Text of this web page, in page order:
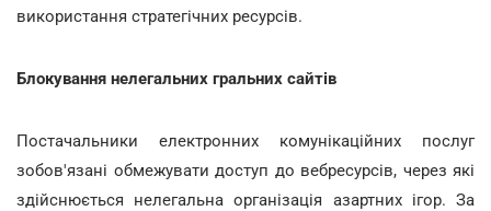
використання стратегічних ресурсів.
Блокування нелегальних гральних сайтів
Постачальники електронних комунікаційних послуг
зобов'язані обмежувати доступ до вебресурсів, через які
здійснюється нелегальна організація азартних ігор. За